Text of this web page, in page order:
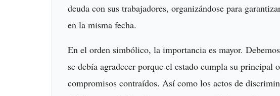
deuda con sus trabajadores, organizándose para
en la misma fecha.
En el orden simbólico, la importancia es mayor.
se debía agradecer porque el estado cumpla su
compromisos contraídos. Así como los actos de